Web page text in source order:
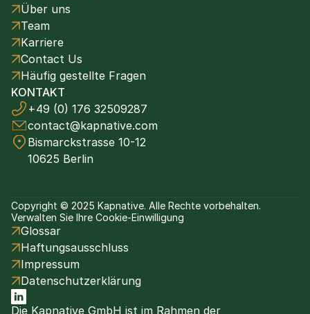
Über uns
Team
Karriere
Contact Us
Häufig gestellte Fragen
KONTAKT
+49 (0) 176 32509287
contact@kapnative.com
Bismarckstrasse 10-12
10625 Berlin
Copyright © 2025 Kapnative. Alle Rechte vorbehalten.
Verwalten Sie Ihre Cookie-Einwilligung
Glossar
Haftungsausschluss
Impressum
Datenschutzerklärung
Die Kapnative GmbH ist im Rahmen der